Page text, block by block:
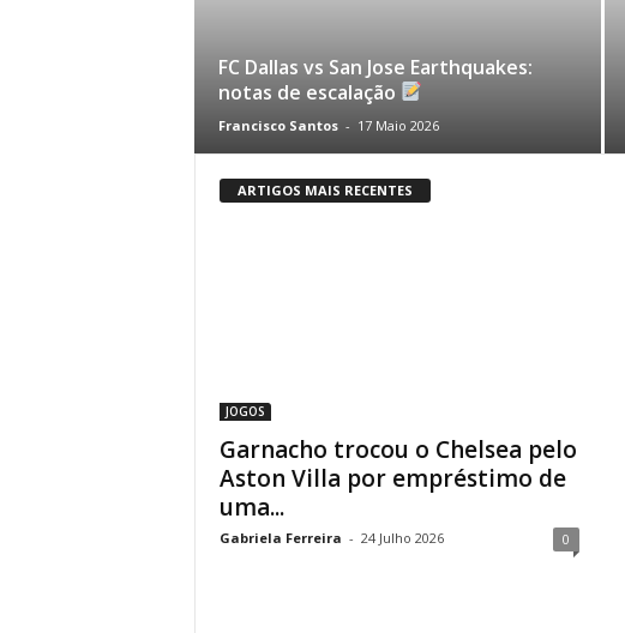
FC Dallas vs San Jose Earthquakes:
notas de escalação
Francisco Santos - 17 Maio 2026
ARTIGOS MAIS RECENTES
JOGOS
Garnacho trocou o Chelsea pelo
Aston Villa por empréstimo de
uma...
Gabriela Ferreira - 24 Julho 2026 0